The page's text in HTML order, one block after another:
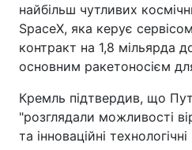
найбільш чутливих
SpaceX, яка керує
контракт на 1,8 мільярда
основним ракетоносієм
Кремль підтвердив, що
"розглядали можливості
та інноваційні